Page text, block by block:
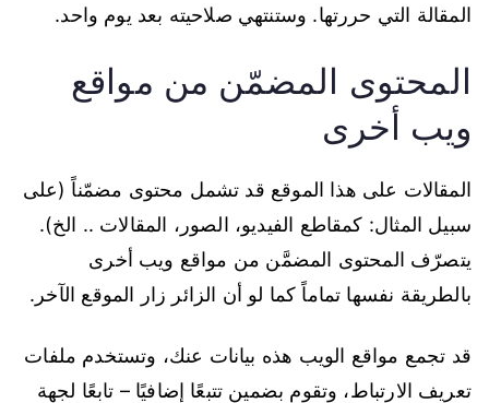
المقالة التي حررتها. وستنتهي صلاحيته بعد يوم واحد.
المحتوى المضمّن من مواقع
ويب أخرى
المقالات على هذا الموقع قد تشمل محتوى مضمّناً (على
سبيل المثال: كمقاطع الفيديو، الصور، المقالات .. الخ).
يتصرّف المحتوى المضمَّن من مواقع ويب أخرى
بالطريقة نفسها تماماً كما لو أن الزائر زار الموقع الآخر.
قد تجمع مواقع الويب هذه بيانات عنك، وتستخدم ملفات
تعريف الارتباط، وتقوم بضمين تتبعًا إضافيًا – تابعًا لجهة